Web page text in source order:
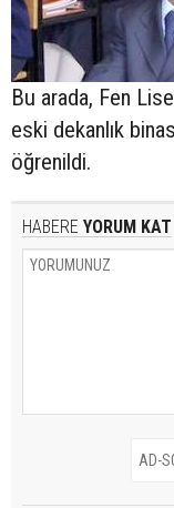
Bu arada, Fen
eski dekanlık
öğrenildi.
HABERE YORUM KAT